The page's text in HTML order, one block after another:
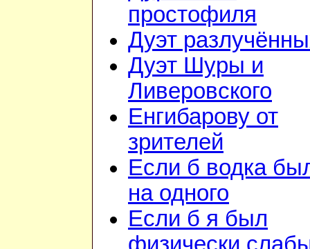
простофиля
Дуэт
Дуэт Шуры и
Ливеровского
Енгибарову от
зрителей
Если б водка
на одного
Если б я был